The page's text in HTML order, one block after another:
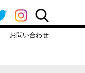
お問い合わせ